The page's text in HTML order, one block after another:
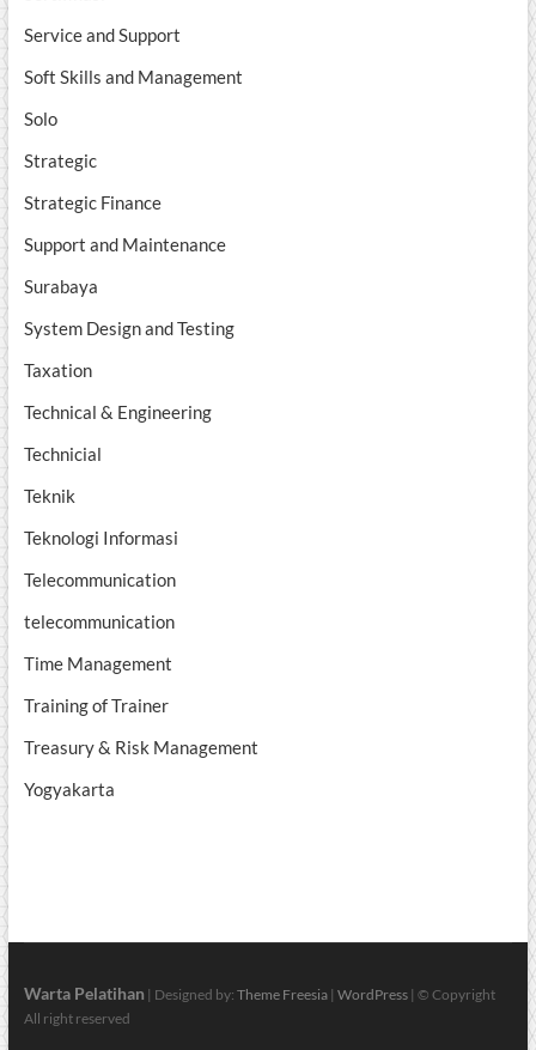
Service and Support
Soft Skills and Management
Solo
Strategic
Strategic Finance
Support and Maintenance
Surabaya
System Design and Testing
Taxation
Technical & Engineering
Technicial
Teknik
Teknologi Informasi
Telecommunication
telecommunication
Time Management
Training of Trainer
Treasury & Risk Management
Yogyakarta
Warta Pelatihan | Designed by: Theme Freesia| WordPress| © Copyright
All right reserved